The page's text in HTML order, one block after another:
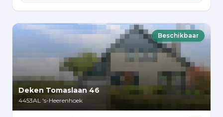
Beschikbaar
Deken Tomaslaan 46
4453AL 's-Heerenhoek